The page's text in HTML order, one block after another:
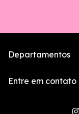
Departamentos
Entre em contato